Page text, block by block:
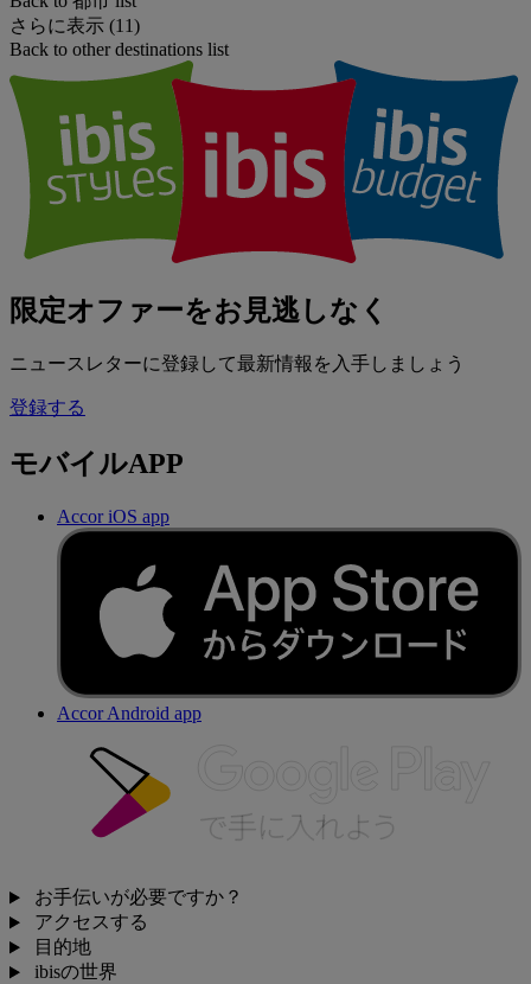
さらに表示 (11)
Back to other destinations list
限定オファーをお見逃しなく
ニュースレターに登録して最新情報を入手しましょう
登録する
モバイルAPP
Accor iOS app
Accor Android app
お手伝いが必要ですか？
アクセスする
目的地
ibisの世界